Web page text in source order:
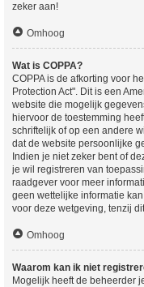
zeker aan!
Omhoog
Wat is COPPA?
COPPA is de afkorting voor
Protection Act". Dit is een
website die mogelijk
hiervoor de toestemming
schriftelijk of op een andere
dat de website persoonlijke
Indien je niet zeker bent of
je wil registreren van
raadgever voor meer
geen wettelijke informatie
voor deze wetgeving, tenzij
Omhoog
Waarom kan ik niet
Mogelijk heeft de beheerder